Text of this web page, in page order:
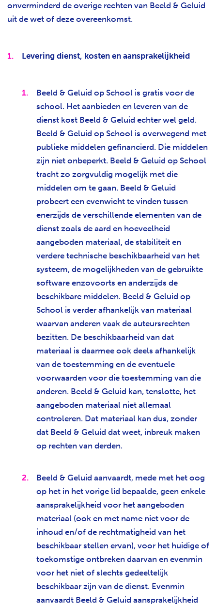
onverminderd de overige rechten van Beeld & Geluid
uit de wet of deze overeenkomst.
Levering dienst, kosten en aansprakelijkheid
Beeld & Geluid op School is gratis voor de
school. Het aanbieden en leveren van de
dienst kost Beeld & Geluid echter wel geld.
Beeld & Geluid op School is overwegend met
publieke middelen gefinancierd. Die middelen
zijn niet onbeperkt. Beeld & Geluid op School
tracht zo zorgvuldig mogelijk met die
middelen om te gaan. Beeld & Geluid
probeert een evenwicht te vinden tussen
enerzijds de verschillende elementen van de
dienst zoals de aard en hoeveelheid
aangeboden materiaal, de stabiliteit en
verdere technische beschikbaarheid van het
systeem, de mogelijkheden van de gebruikte
software enzovoorts en anderzijds de
beschikbare middelen. Beeld & Geluid op
School is verder afhankelijk van materiaal
waarvan anderen vaak de auteursrechten
bezitten. De beschikbaarheid van dat
materiaal is daarmee ook deels afhankelijk
van de toestemming en de eventuele
voorwaarden voor die toestemming van die
anderen. Beeld & Geluid kan, tenslotte, het
aangeboden materiaal niet allemaal
controleren. Dat materiaal kan dus, zonder
dat Beeld & Geluid dat weet, inbreuk maken
op rechten van derden.
Beeld & Geluid aanvaardt, mede met het oog
op het in het vorige lid bepaalde, geen enkele
aansprakelijkheid voor het aangeboden
materiaal (ook en met name niet voor de
inhoud en/of de rechtmatigheid van het
beschikbaar stellen ervan), voor het huidige of
toekomstige ontbreken daarvan en evenmin
voor het niet of slechts gedeeltelijk
beschikbaar zijn van de dienst. Evenmin
aanvaardt Beeld & Geluid aansprakelijkheid